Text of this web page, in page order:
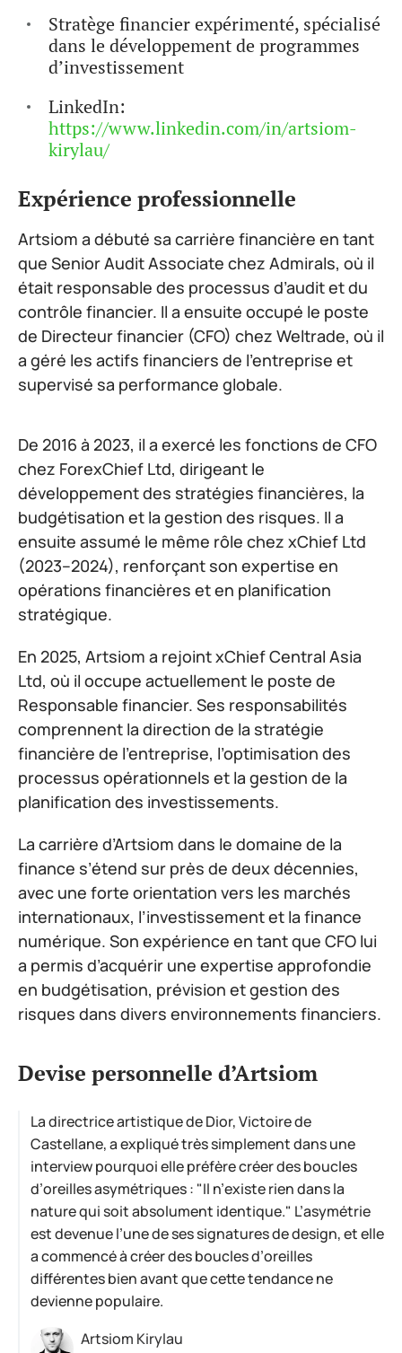
Stratège financier expérimenté, spécialisé
dans le développement de programmes
d’investissement
LinkedIn:
https://www.linkedin.com/in/artsiom-
kirylau/
Expérience professionnelle
Artsiom a débuté sa carrière financière en tant
que Senior Audit Associate chez Admirals, où il
était responsable des processus d’audit et du
contrôle financier. Il a ensuite occupé le poste
de Directeur financier (CFO) chez Weltrade, où il
a géré les actifs financiers de l’entreprise et
supervisé sa performance globale.
De 2016 à 2023, il a exercé les fonctions de CFO
chez ForexChief Ltd, dirigeant le
développement des stratégies financières, la
budgétisation et la gestion des risques. Il a
ensuite assumé le même rôle chez xChief Ltd
(2023–2024), renforçant son expertise en
opérations financières et en planification
stratégique.
En 2025, Artsiom a rejoint xChief Central Asia
Ltd, où il occupe actuellement le poste de
Responsable financier. Ses responsabilités
comprennent la direction de la stratégie
financière de l’entreprise, l’optimisation des
processus opérationnels et la gestion de la
planification des investissements.
La carrière d’Artsiom dans le domaine de la
finance s’étend sur près de deux décennies,
avec une forte orientation vers les marchés
internationaux, l’investissement et la finance
numérique. Son expérience en tant que CFO lui
a permis d’acquérir une expertise approfondie
en budgétisation, prévision et gestion des
risques dans divers environnements financiers.
Devise personnelle d’Artsiom
La directrice artistique de Dior, Victoire de
Castellane, a expliqué très simplement dans une
interview pourquoi elle préfère créer des boucles
d’oreilles asymétriques : "Il n’existe rien dans la
nature qui soit absolument identique." L’asymétrie
est devenue l’une de ses signatures de design, et elle
a commencé à créer des boucles d’oreilles
différentes bien avant que cette tendance ne
devienne populaire.
Artsiom Kirylau